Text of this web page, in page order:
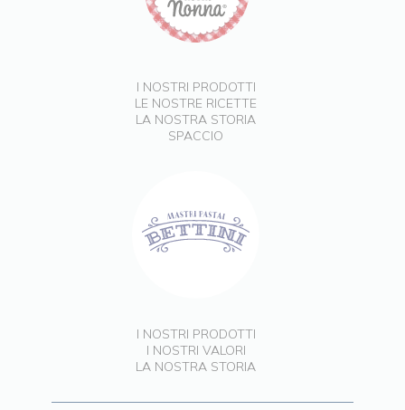
I NOSTRI PRODOTTI
LE NOSTRE RICETTE
LA NOSTRA STORIA
SPACCIO
I NOSTRI PRODOTTI
I NOSTRI VALORI
LA NOSTRA STORIA